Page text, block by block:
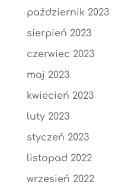
październik 2023
sierpień 2023
czerwiec 2023
maj 2023
kwiecień 2023
luty 2023
styczeń 2023
listopad 2022
wrzesień 2022